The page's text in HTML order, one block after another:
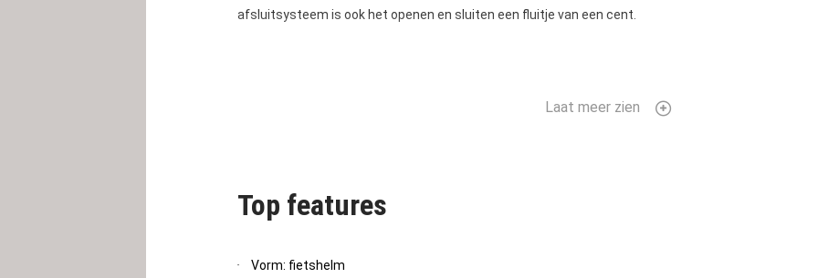
afsluitsysteem is ook het openen en sluiten een fluitje van een cent.
Laat meer zien
Top features
Vorm: fietshelm